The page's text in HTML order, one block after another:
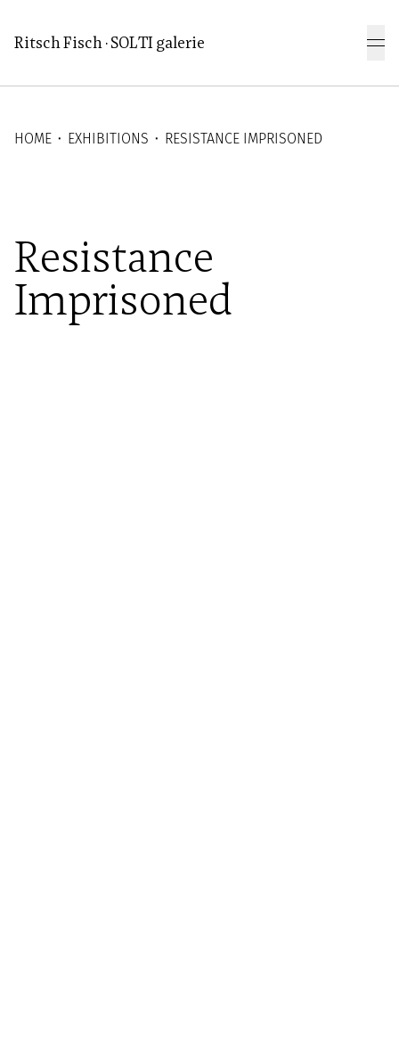
Ritsch Fisch · SOLTI galerie
HOME ⬝ EXHIBITIONS ⬝ RESISTANCE IMPRISONED
Resistance
Imprisoned
Resistance
Imprisoned